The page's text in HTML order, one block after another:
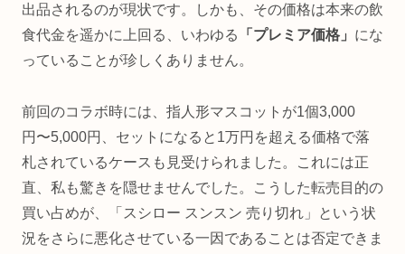
出品されるのが現状です。しかも、その価格は本来の飲
食代金を遥かに上回る、いわゆる
「プレミア価格」 にな
っていることが珍しくありません。
前回のコラボ時には、指人形マスコットが1個3,000
円〜5,000円、セットになると1万円を超える価格で落
札されているケースも見受けられました。これには正
直、私も驚きを隠せませんでした。こうした転売目的の
買い占めが、「スシロー スンスン 売り切れ」という状
況をさらに悪化させている一因であることは否定できま